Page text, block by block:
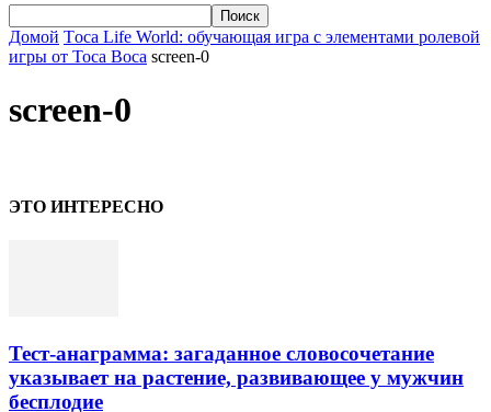
Домой Тoca Life World: обучающая игра с элементами ролевой
игры от Toca Boca screen-0
screen-0
ЭТО ИНТЕРЕСНО
Тест-анаграмма: загаданное словосочетание
указывает на растение, развивающее у мужчин
бесплодие